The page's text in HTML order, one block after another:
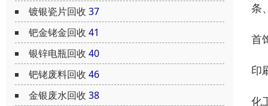
镀银瓷片回收 37
钯金铑金回收 41
银锌电瓶回收 40
钯铑废料回收 46
金银废水回收 38
条
首
印
化